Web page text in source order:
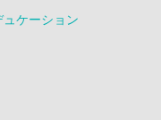
ケーション